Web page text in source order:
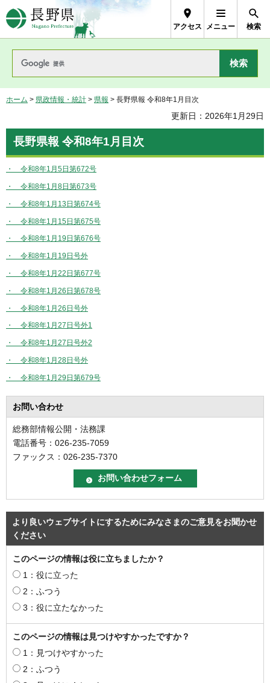
長野県Nagano Prefecture
アクセス メニュー 検索
ホーム > 県政情報・統計 > 県報 > 長野県報 令和8年1月目次
更新日：2026年1月29日
長野県報 令和8年1月目次
・ 令和8年1月5日第672号
・ 令和8年1月8日第673号
・ 令和8年1月13日第674号
・ 令和8年1月15日第675号
・ 令和8年1月19日第676号
・ 令和8年1月19日号外
・ 令和8年1月22日第677号
・ 令和8年1月26日第678号
・ 令和8年1月26日号外
・ 令和8年1月27日号外1
・ 令和8年1月27日号外2
・ 令和8年1月28日号外
・ 令和8年1月29日第679号
お問い合わせ
総務部情報公開・法務課
電話番号：026-235-7059
ファックス：026-235-7370
より良いウェブサイトにするためにみなさまのご意見をお聞かせ
ください
このページの情報は役に立ちましたか？
1：役に立った
2：ふつう
3：役に立たなかった
このページの情報は見つけやすかったですか？
1：見つけやすかった
2：ふつう